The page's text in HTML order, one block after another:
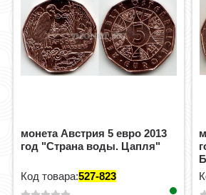
монета Австрия 5 евро 2013
год "Страна воды. Цапля"
Код товара:527-823